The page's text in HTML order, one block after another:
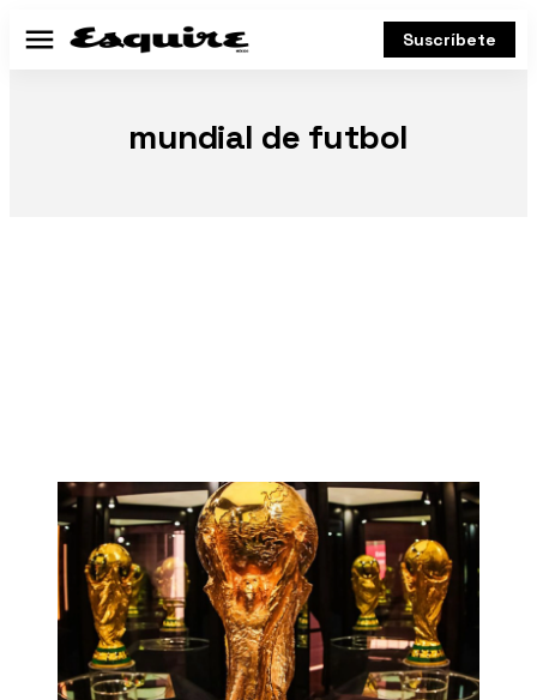
Menú Suscríbete
mundial de futbol